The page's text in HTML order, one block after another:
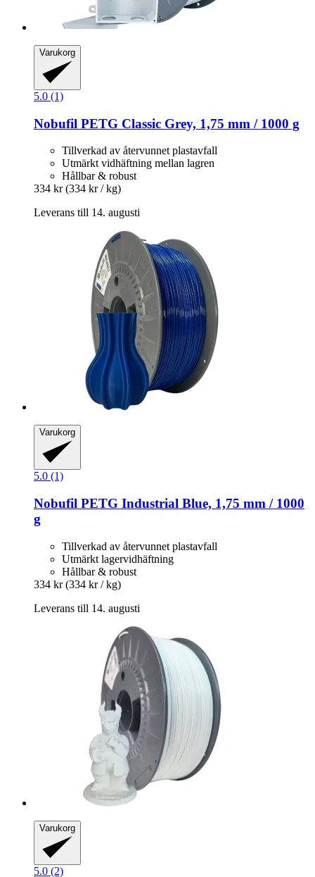
Varukorg
5.0 (1)
Nobufil PETG Classic Grey, 1,75 mm / 1000 g
Tillverkad av återvunnet plastavfall
Utmärkt vidhäftning mellan lagren
Hållbar & robust
334 kr (334 kr / kg)
Leverans till 14. augusti
Varukorg
5.0 (1)
Nobufil PETG Industrial Blue, 1,75 mm / 1000
g
Tillverkad av återvunnet plastavfall
Utmärkt lagervidhäftning
Hållbar & robust
334 kr (334 kr / kg)
Leverans till 14. augusti
Varukorg
5.0 (2)